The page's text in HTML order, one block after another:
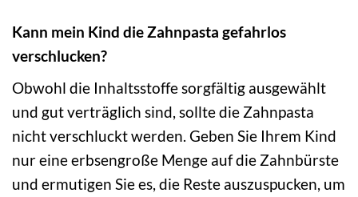
Kann mein Kind die Zahnpasta gefahrlos
verschlucken?
Obwohl die Inhaltsstoffe sorgfältig ausgewählt
und gut verträglich sind, sollte die Zahnpasta
nicht verschluckt werden. Geben Sie Ihrem Kind
nur eine erbsengroße Menge auf die Zahnbürste
und ermutigen Sie es, die Reste auszuspucken, um